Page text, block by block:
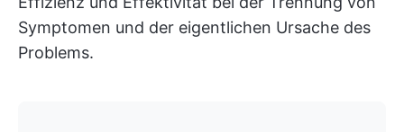
Symptomen und der eigentlichen Ursache des
Problems.